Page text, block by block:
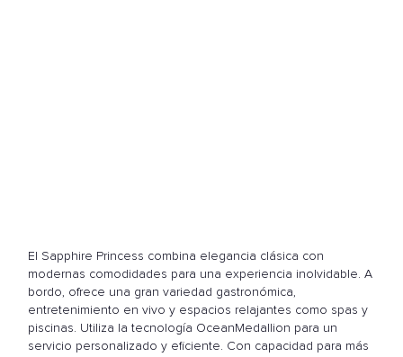
El Sapphire Princess combina elegancia clásica con
modernas comodidades para una experiencia inolvidable. A
bordo, ofrece una gran variedad gastronómica,
entretenimiento en vivo y espacios relajantes como spas y
piscinas. Utiliza la tecnología OceanMedallion para un
servicio personalizado y eficiente. Con capacidad para más